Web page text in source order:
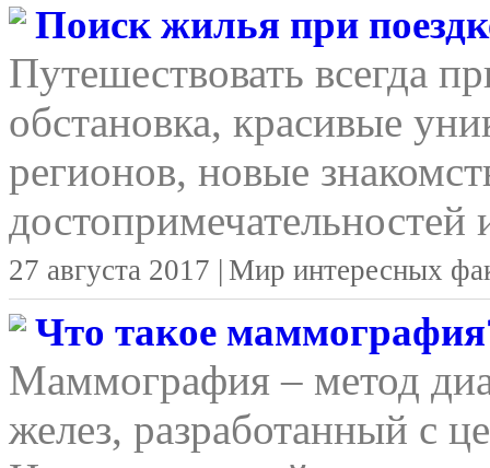
Поиск жилья при
Путешествовать всегда
обстановка, красивые
регионов, новые
достопримечательностей
27 августа 2017 | Мир интересных
Что такое
Маммография – метод
желез, разработанный с